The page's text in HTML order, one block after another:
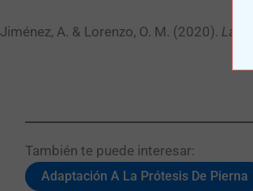
Jiménez, A. & Lorenzo, O. M. (2020). La
También te puede interesar:​
Adaptación A La Prótesis De Pierna